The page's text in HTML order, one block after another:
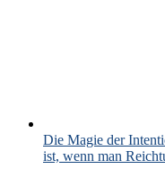
Die Magie der
ist, wenn man